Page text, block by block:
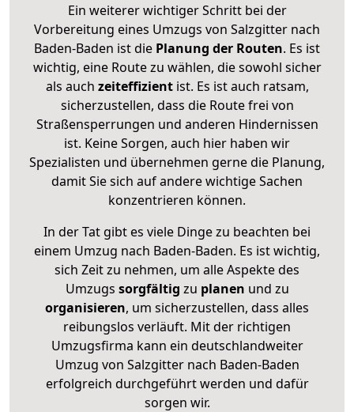
Ein weiterer wichtiger Schritt bei der
Vorbereitung eines Umzugs von Salzgitter nach
Baden-Baden ist die Planung der Routen. Es ist
wichtig, eine Route zu wählen, die sowohl sicher
als auch zeiteffizientist. Es ist auch ratsam,
sicherzustellen, dass die Route frei von
Straßensperrungen und anderen Hindernissen
ist. Keine Sorgen, auch hier haben wir
Spezialisten und übernehmen gerne die Planung,
damit Sie sich auf andere wichtige Sachen
konzentrieren können.
In der Tat gibt es viele Dinge zu beachten bei
einem Umzug nach Baden-Baden. Es ist wichtig,
sich Zeit zu nehmen, um alle Aspekte des
Umzugs sorgfältig zu planen und zu
organisieren, um sicherzustellen, dass alles
reibungslos verläuft. Mit der richtigen
Umzugsfirma kann ein deutschlandweiter
Umzug von Salzgitter nach Baden-Baden
erfolgreich durchgeführt werden und dafür
sorgen wir.